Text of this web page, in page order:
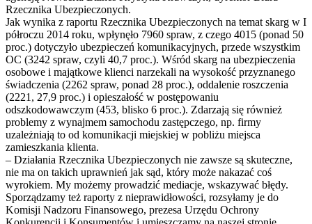
Rzecznika Ubezpieczonych.
Jak wynika z raportu Rzecznika Ubezpieczonych na temat skarg w I
półroczu 2014 roku, wpłynęło 7960 spraw, z czego 4015 (ponad 50
proc.) dotyczyło ubezpieczeń komunikacyjnych, przede wszystkim
OC (3242 spraw, czyli 40,7 proc.). Wśród skarg na ubezpieczenia
osobowe i majątkowe klienci narzekali na wysokość przyznanego
świadczenia (2262 spraw, ponad 28 proc.), oddalenie roszczenia
(2221, 27,9 proc.) i opieszałość w postępowaniu
odszkodowawczym (453, blisko 6 proc.). Zdarzają się również
problemy z wynajmem samochodu zastępczego, np. firmy
uzależniają to od komunikacji miejskiej w pobliżu miejsca
zamieszkania klienta.
– Działania Rzecznika Ubezpieczonych nie zawsze są skuteczne,
nie ma on takich uprawnień jak sąd, który może nakazać coś
wyrokiem. My możemy prowadzić mediacje, wskazywać błędy.
Sporządzamy też raporty z nieprawidłowości, rozsyłamy je do
Komisji Nadzoru Finansowego, prezesa Urzędu Ochrony